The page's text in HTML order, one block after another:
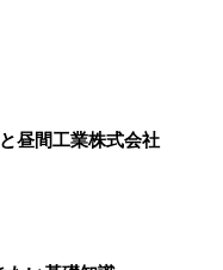
昼間工業株式会社